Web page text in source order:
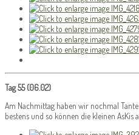
Tag 55 (06.02)
Am Nachmittag haben wir nochmal
bestens und so können die kleinen